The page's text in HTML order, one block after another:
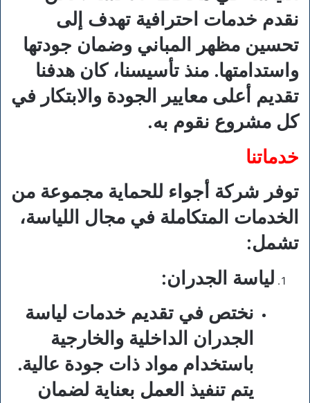
نقدم خدمات احترافية تهدف إلى
تحسين مظهر المباني وضمان جودتها
واستدامتها. منذ تأسيسنا، كان هدفنا
تقديم أعلى معايير الجودة والابتكار في
كل مشروع نقوم به.
خدماتنا
توفر شركة أجواء للحماية مجموعة من
الخدمات المتكاملة في مجال اللياسة،
تشمل:
لياسة الجدران:
نختص في تقديم خدمات لياسة
الجدران الداخلية والخارجية
باستخدام مواد ذات جودة عالية.
يتم تنفيذ العمل بعناية لضمان